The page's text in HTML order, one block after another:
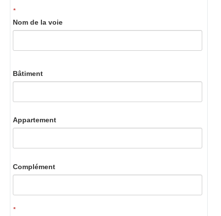
*
Nom de la voie
Bâtiment
Appartement
Complément
*